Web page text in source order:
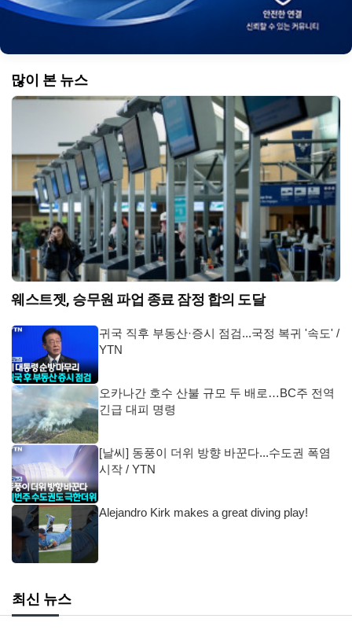
많이 본 뉴스
웨스트젯, 승무원 파업 종료 잠정 합의 도달
귀국 직후 부동산·증시 점검...국정 복귀 '속도' /
YTN
오카나간 호수 산불 규모 두 배로…BC주 전역
긴급 대피 명령
[날씨] 동풍이 더위 방향 바꾼다...수도권 폭염
시작 / YTN
Alejandro Kirk makes a great diving play!
최신 뉴스